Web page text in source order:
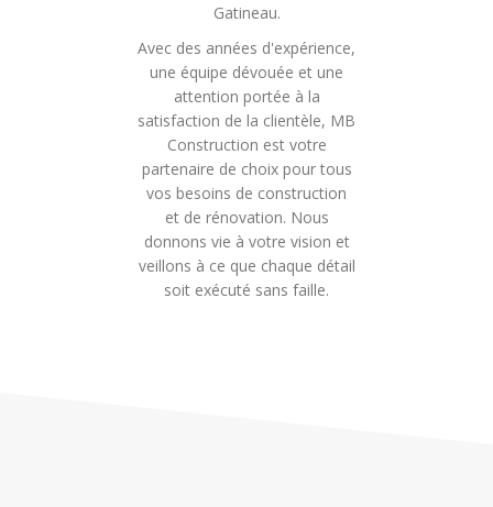
Gatineau.
Avec des années d'expérience,
une équipe dévouée et une
attention portée à la
satisfaction de la clientèle, MB
Construction est votre
partenaire de choix pour tous
vos besoins de construction
et de rénovation. Nous
donnons vie à votre vision et
veillons à ce que chaque détail
soit exécuté sans faille.